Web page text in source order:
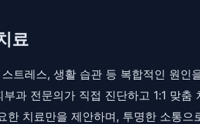
료
트레스, 생활 습관 등 복합적인 원인
과 전문의가 직접 진단하고 1:1 맞춤
한 치료만을 제안하며, 투명한 소통으